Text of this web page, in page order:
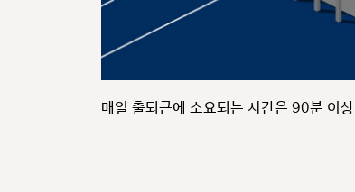
매일 출퇴근에 소요되는 시간은 90분 이상